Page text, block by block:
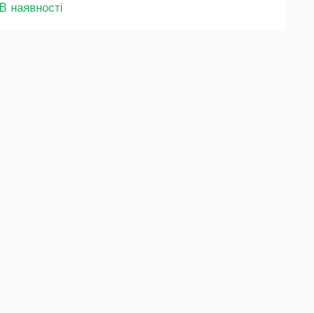
В наявності